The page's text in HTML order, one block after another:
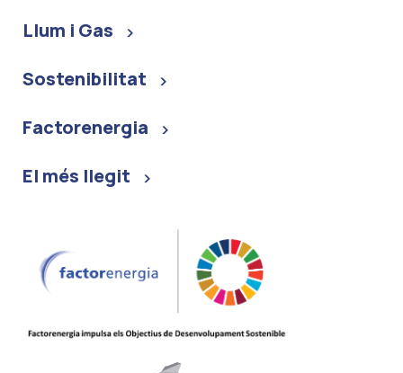
Llum i Gas
Sostenibilitat
Factorenergia
El més llegit